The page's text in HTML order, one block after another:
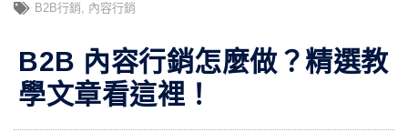
B2B行銷, 內容行銷
B2B 內容行銷怎麼做？精選教
學文章看這裡！